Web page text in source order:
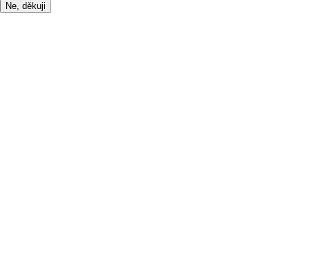
Ne, děkuji